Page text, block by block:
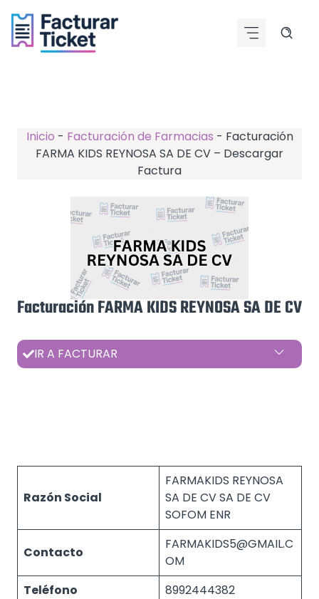
contenido
Inicio - Facturación de Farmacias - Facturación
FARMA KIDS REYNOSA SA DE CV – Descargar
Factura
Facturación FARMA KIDS REYNOSA SA DE CV
IR A FACTURAR
Razón Social
FARMAKIDS REYNOSA
SA DE CV SA DE CV
SOFOM ENR
Contacto
FARMAKIDS5@GMAIL.C
OM
Teléfono
8992444382